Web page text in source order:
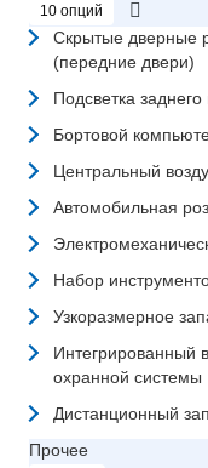
10 опций
Скрытые дверные
(передние двери)
Подсветка
Бортовой
Центральный
Автомобильная
Набор
Узкоразмерное
Интегрированный
охранной системы
Дистанционный
Прочее